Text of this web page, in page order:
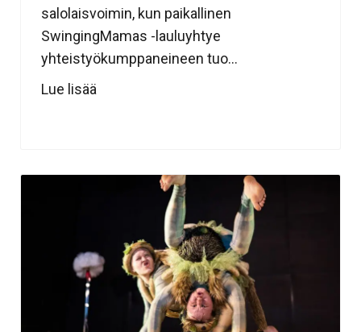
salolaisvoimin, kun paikallinen
SwingingMamas -lauluyhtye
yhteistyökumppaneineen tuo...
Lue lisää